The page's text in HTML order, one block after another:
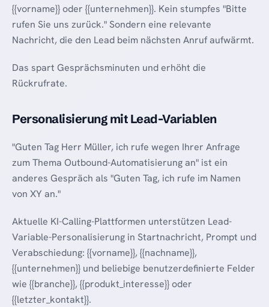
{{vorname}} oder {{unternehmen}}. Kein stumpfes "Bitte
rufen Sie uns zurück." Sondern eine relevante
Nachricht, die den Lead beim nächsten Anruf aufwärmt.
Das spart Gesprächsminuten und erhöht die
Rückrufrate.
Personalisierung mit Lead-Variablen
"Guten Tag Herr Müller, ich rufe wegen Ihrer Anfrage
zum Thema Outbound-Automatisierung an" ist ein
anderes Gespräch als "Guten Tag, ich rufe im Namen
von XY an."
Aktuelle KI-Calling-Plattformen unterstützen Lead-
Variable-Personalisierung in Startnachricht, Prompt und
Verabschiedung: {{vorname}}, {{nachname}},
{{unternehmen}} und beliebige benutzerdefinierte Felder
wie {{branche}}, {{produkt_interesse}} oder
{{letzter_kontakt}}.